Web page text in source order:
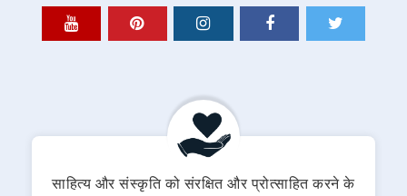
साहित्य और संस्कृति को संरक्षित और प्रोत्साहित करने के